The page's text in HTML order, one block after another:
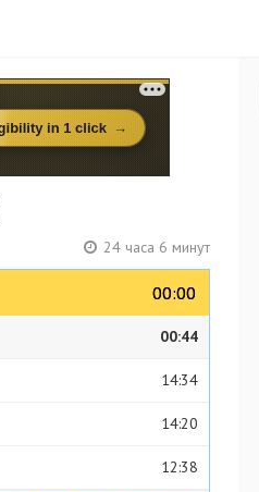
24 часа 6 минут
00:00
00:00
00:44
14:34
14:20
12:38